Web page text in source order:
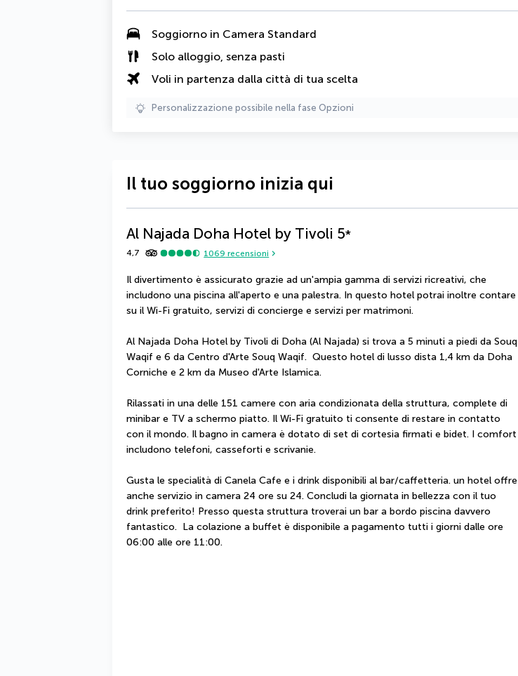
Soggiorno in Camera Standard
Solo alloggio, senza pasti
Voli in partenza dalla città di tua scelta
Personalizzazione possibile nella fase Opzioni
Il tuo soggiorno inizia qui
Al Najada Doha Hotel by Tivoli 5*
4,7 1069 recensioni
Il divertimento è assicurato grazie ad un'ampia gamma di servizi ricreativi, che
includono una piscina all'aperto e una palestra. In questo hotel potrai inoltre contare
su il Wi-Fi gratuito, servizi di concierge e servizi per matrimoni.
Al Najada Doha Hotel by Tivoli di Doha (Al Najada) si trova a 5 minuti a piedi da Souq
Waqif e 6 da Centro d'Arte Souq Waqif.  Questo hotel di lusso dista 1,4 km da Doha
Corniche e 2 km da Museo d'Arte Islamica.
Rilassati in una delle 151 camere con aria condizionata della struttura, complete di
minibar e TV a schermo piatto. Il Wi-Fi gratuito ti consente di restare in contatto
con il mondo. Il bagno in camera è dotato di set di cortesia firmati e bidet. I comfort
includono telefoni, casseforti e scrivanie.
Gusta le specialità di Canela Cafe e i drink disponibili al bar/caffetteria. un hotel offre
anche servizio in camera 24 ore su 24. Concludi la giornata in bellezza con il tuo
drink preferito! Presso questa struttura troverai un bar a bordo piscina davvero
fantastico.  La colazione a buffet è disponibile a pagamento tutti i giorni dalle ore
06:00 alle ore 11:00.